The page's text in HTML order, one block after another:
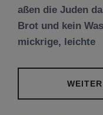
aßen die Juden
Brot und kein
mickrige, leichte